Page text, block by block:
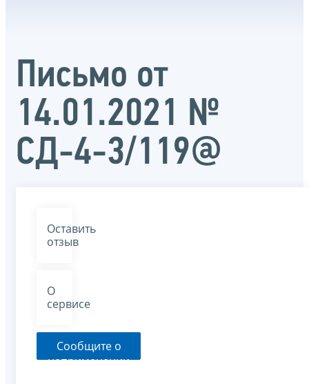
Письмо от
14.01.2021 №
СД-4-3/119@
Оставить
отзыв
О
сервисе
Сообщите о
неприменении